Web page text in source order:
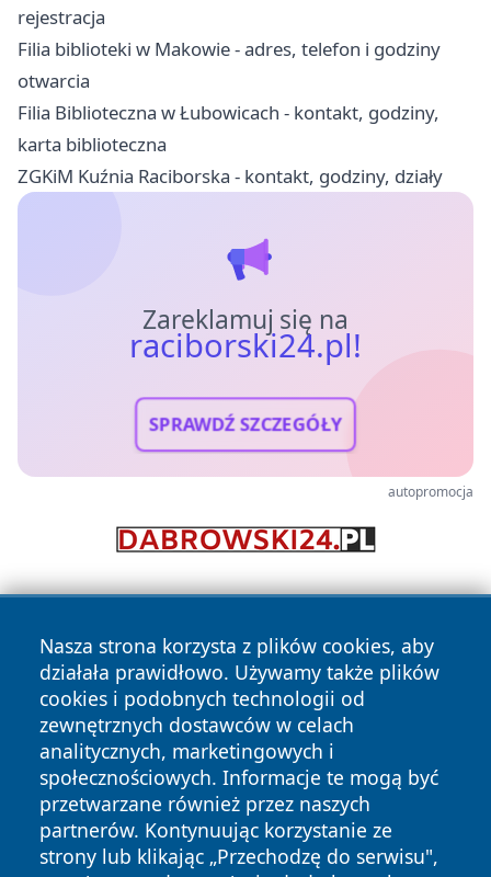
rejestracja
Filia biblioteki w Makowie - adres, telefon i godziny
otwarcia
Filia Biblioteczna w Łubowicach - kontakt, godziny,
karta biblioteczna
ZGKiM Kuźnia Raciborska - kontakt, godziny, działy
Zareklamuj się na
raciborski24.pl!
SPRAWDŹ SZCZEGÓŁY
autopromocja
Nasza strona korzysta z plików cookies, aby
działała prawidłowo. Używamy także plików
cookies i podobnych technologii od
zewnętrznych dostawców w celach
analitycznych, marketingowych i
społecznościowych. Informacje te mogą być
przetwarzane również przez naszych
partnerów. Kontynuując korzystanie ze
strony lub klikając „Przechodzę do serwisu",
Copyright © 2026 raciborski24.pl Wszystkie prawa
zastrzeżone.
News Autorzy
Polityka
Prywatności
Polityka
Cookies